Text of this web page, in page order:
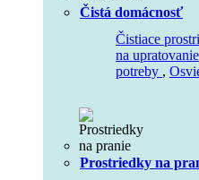
Čistá domácnosť
Čistiace
na upratovanie
potreby ,
Prostriedky na